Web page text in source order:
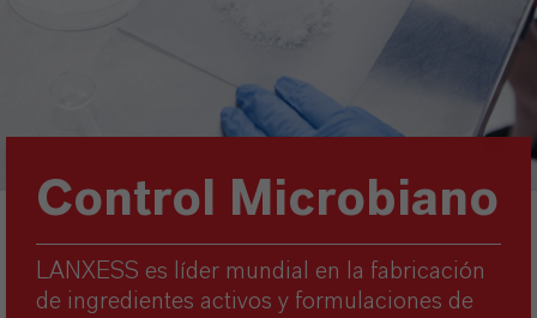
Control Microbiano
LANXESS es líder mundial en la fabricación
de ingredientes activos y formulaciones de